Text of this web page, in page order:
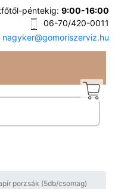
péntekig: 9:00-16:00
06-70/420-0011
nagyker@gomoriszerviz.hu
porzsák (5db/csomag)